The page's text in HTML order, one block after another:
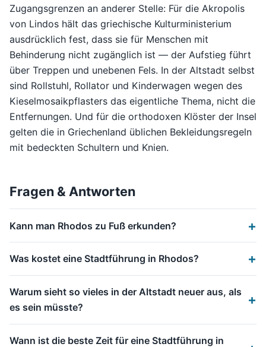
Zugangsgrenzen an anderer Stelle: Für die Akropolis
von Lindos hält das griechische Kulturministerium
ausdrücklich fest, dass sie für Menschen mit
Behinderung nicht zugänglich ist — der Aufstieg führt
über Treppen und unebenen Fels. In der Altstadt selbst
sind Rollstuhl, Rollator und Kinderwagen wegen des
Kieselmosaikpflasters das eigentliche Thema, nicht die
Entfernungen. Und für die orthodoxen Klöster der Insel
gelten die in Griechenland üblichen Bekleidungsregeln
mit bedeckten Schultern und Knien.
Fragen & Antworten
Kann man Rhodos zu Fuß erkunden?
Was kostet eine Stadtführung in Rhodos?
Warum sieht so vieles in der Altstadt neuer aus, als
es sein müsste?
Wann ist die beste Zeit für eine Stadtführung in